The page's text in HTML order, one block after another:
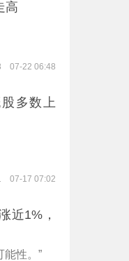
高
07-22 06:48
多数上
07-17 07:02
近1%，
能性。”